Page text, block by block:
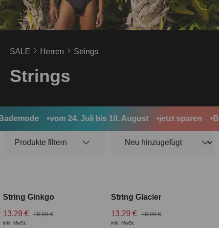
SALE Herren Strings
Strings
vom 24. Juli bis 10. August jetzt sparen
Produkte filtern
String Ginkgo
13,29 €
18,99 €
inkl. MwSt.
String Glacier
13,29 €
18,99 €
inkl. MwSt.